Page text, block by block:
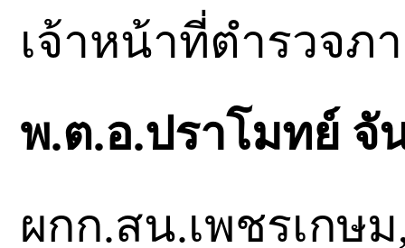
เจ้าหน้าที่ตำรวจภ
พ.ต.อ.ปราโมทย์
ผกก.สน.เพชรเกษ